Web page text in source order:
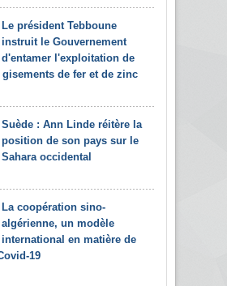
Le président Tebboune
instruit le Gouvernement
d'entamer l'exploitation de
de fer et de zinc
Suède : Ann Linde réitère la
position de son pays sur le
Sahara occidental
La coopération sino-
algérienne, un modèle
international en matière de
19